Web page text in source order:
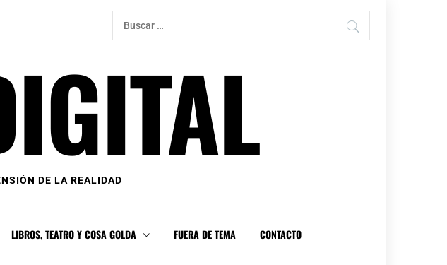
Buscar:
DE LA REALIDAD
LIBROS, TEATRO Y COSA GOLDA FUERA DE TEMA CONTACTO